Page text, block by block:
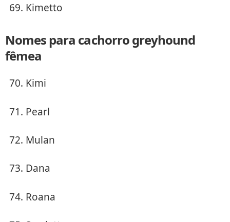
Kimetto
Nomes para cachorro greyhound
fêmea
Kimi
Pearl
Mulan
Dana
Roana